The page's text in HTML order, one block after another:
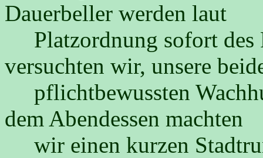
Dauerbeller werden laut
Platzordnung sofort des
versuchten wir, unsere
pflichtbewussten
dem Abendessen machten
wir einen kurzen